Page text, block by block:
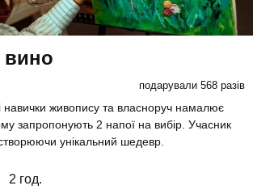
вино
подарували 568 разів
навички живопису та власноруч намалює
запропонують 2 напої на вибір. Учасник
унікальний шедевр.
2 год.